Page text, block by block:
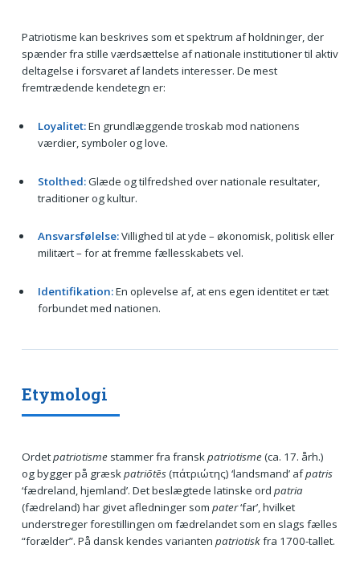
Patriotisme kan beskrives som et spektrum af holdninger, der
spænder fra stille værdsættelse af nationale institutioner til aktiv
deltagelse i forsvaret af landets interesser. De mest
fremtrædende kendetegn er:
Loyalitet:En grundlæggende troskab mod nationens
værdier, symboler og love.
Stolthed:Glæde og tilfredshed over nationale resultater,
traditioner og kultur.
Ansvarsfølelse:Villighed til at yde – økonomisk, politisk eller
militært – for at fremme fællesskabets vel.
Identifikation:En oplevelse af, at ens egen identitet er tæt
forbundet med nationen.
Etymologi
Ordetpatriotismestammer fra franskpatriotisme(ca. 17. årh.)
og bygger på græskpatriōtēs(πάτριώτης) ‘landsmand’ afpatris
‘fædreland, hjemland’. Det beslægtede latinske ord patria
(fædreland) har givet afledninger som pater‘far’, hvilket
understreger forestillingen om fædrelandet som en slags fælles
“forælder”. På dansk kendes varianten patriotiskfra 1700-tallet.